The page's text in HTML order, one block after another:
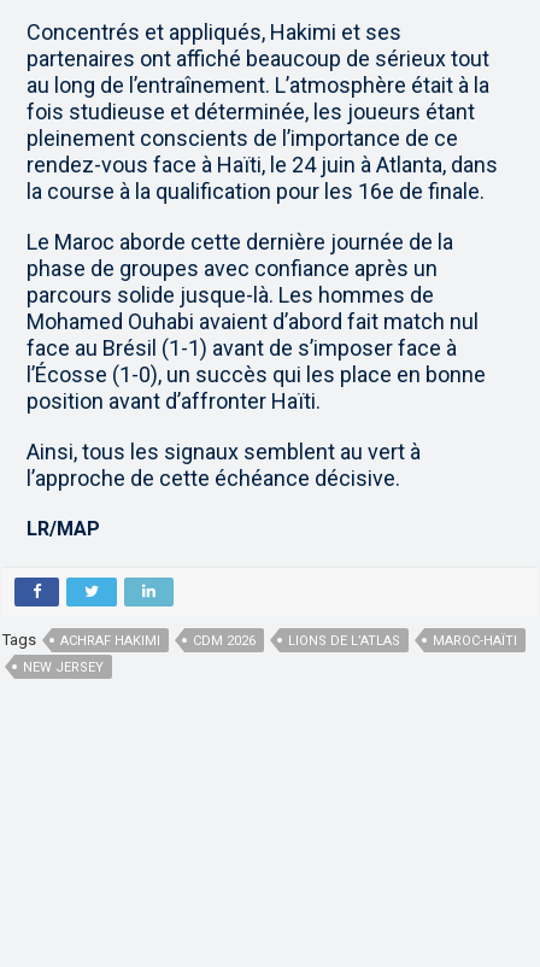
Concentrés et appliqués, Hakimi et ses
partenaires ont affiché beaucoup de sérieux tout
au long de l’entraînement. L’atmosphère était à la
fois studieuse et déterminée, les joueurs étant
pleinement conscients de l’importance de ce
rendez-vous face à Haïti, le 24 juin à Atlanta, dans
la course à la qualification pour les 16e de finale.
Le Maroc aborde cette dernière journée de la
phase de groupes avec confiance après un
parcours solide jusque-là. Les hommes de
Mohamed Ouhabi avaient d’abord fait match nul
face au Brésil (1-1) avant de s’imposer face à
l’Écosse (1-0), un succès qui les place en bonne
position avant d’affronter Haïti.
Ainsi, tous les signaux semblent au vert à
l’approche de cette échéance décisive.
LR/MAP
Tags ACHRAF HAKIMI CDM 2026 LIONS DE L’ATLAS
MAROC-HAÏTI
NEW JERSEY